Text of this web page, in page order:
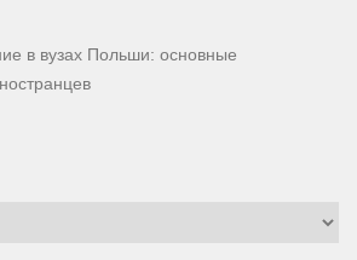
в вузах Польши: основные